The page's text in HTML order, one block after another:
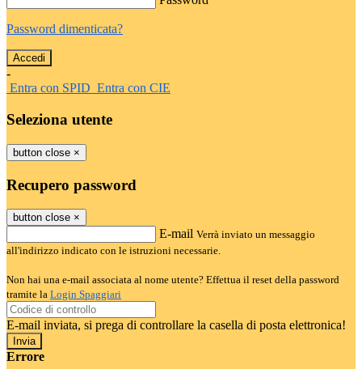
Password dimenticata?
-
Entra con SPID Entra con CIE
Seleziona utente
button close ×
Recupero password
button close ×
E-mail Verrà inviato un messaggio
all'indirizzo indicato con le istruzioni necessarie.
Non hai una e-mail associata al nome utente? Effettua il reset della password
tramite la Login Spaggiari
E-mail inviata, si prega di controllare la casella di posta elettronica!
Errore